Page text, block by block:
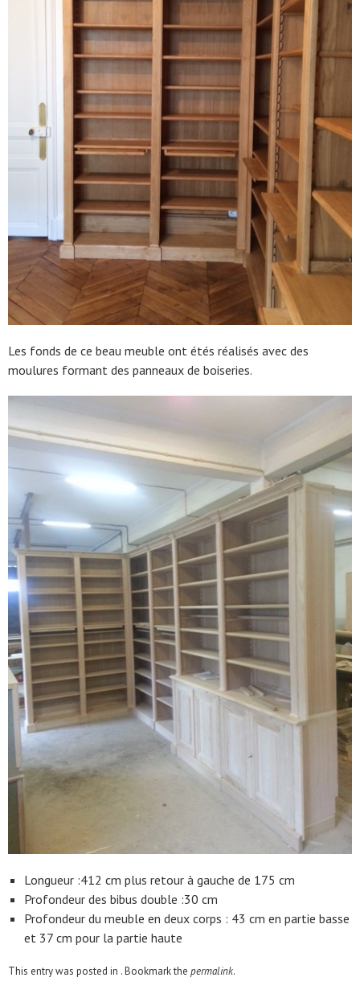
Les fonds de ce beau meuble ont étés réalisés avec des
moulures formant des panneaux de boiseries.
Longueur :412 cm plus retour à gauche de 175 cm
Profondeur des bibus double :30 cm
Profondeur du meuble en deux corps : 43 cm en partie basse
et 37 cm pour la partie haute
This entry was posted in . Bookmark the permalink.